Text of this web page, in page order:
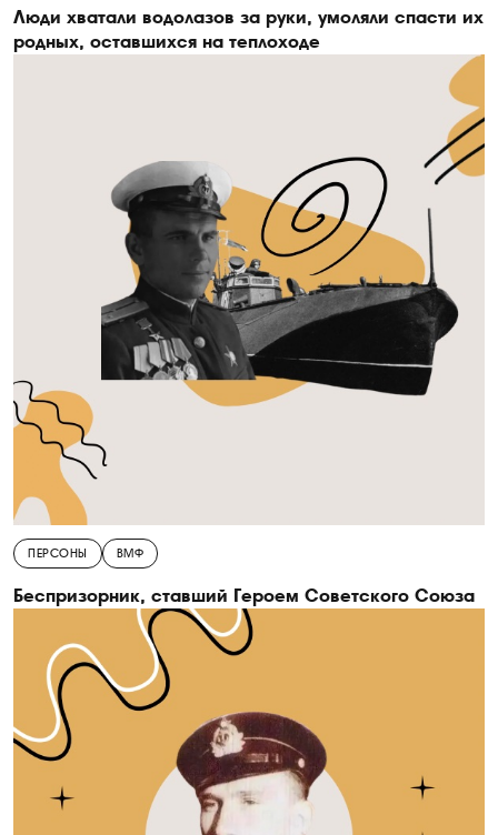
Люди хватали водолазов за руки, умоляли спасти их
родных, оставшихся на теплоходе
ПЕРСОНЫ ВМФ
Беспризорник, ставший Героем Советского Союза